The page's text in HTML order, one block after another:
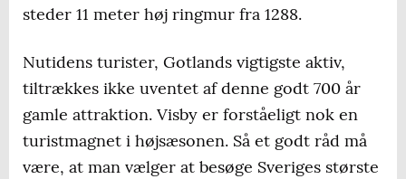
steder 11 meter høj ringmur fra 1288.
Nutidens turister, Gotlands vigtigste aktiv,
tiltrækkes ikke uventet af denne godt 700 år
gamle attraktion. Visby er forståeligt nok en
turistmagnet i højsæsonen. Så et godt råd må
være, at man vælger at besøge Sveriges største